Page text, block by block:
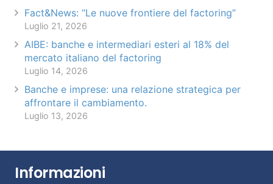
Fact&News: “Le nuove frontiere del factoring”
Luglio 21, 2026
AIBE: banche e intermediari esteri al 18% del
mercato italiano del factoring
Luglio 14, 2026
Banche e imprese: una relazione strategica per
affrontare il cambiamento.
Luglio 13, 2026
Informazioni